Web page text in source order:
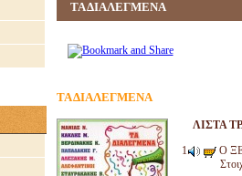
ΤΑ ΔΙΑΛΕΓΜΕΝΑ
ΤΑ ΔΙΑΛΕΓΜΕΝΑ
ΛΙΣΤΑ
Ο